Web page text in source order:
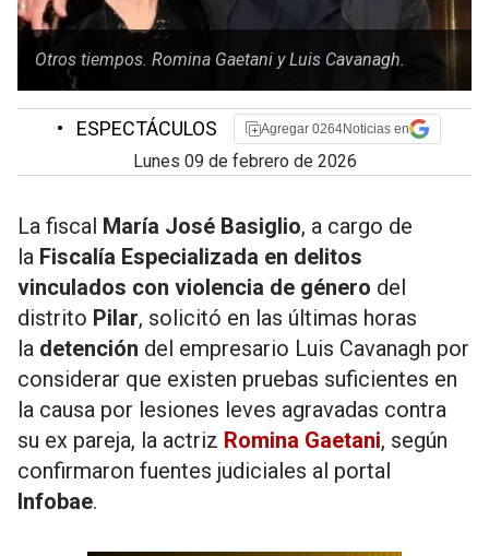
Otros tiempos. Romina Gaetani y Luis Cavanagh.
• ESPECTÁCULOS Agregar 0264Noticias en
lunes 09 de febrero de 2026
La fiscal María José Basiglio, a cargo de
la Fiscalía Especializada en delitos
vinculados con violencia de género del
distrito Pilar, solicitó en las últimas horas
la detención del empresario Luis Cavanagh por
considerar que existen pruebas suficientes en
la causa por lesiones leves agravadas contra
su ex pareja, la actriz Romina Gaetani, según
confirmaron fuentes judiciales al portal
Infobae.